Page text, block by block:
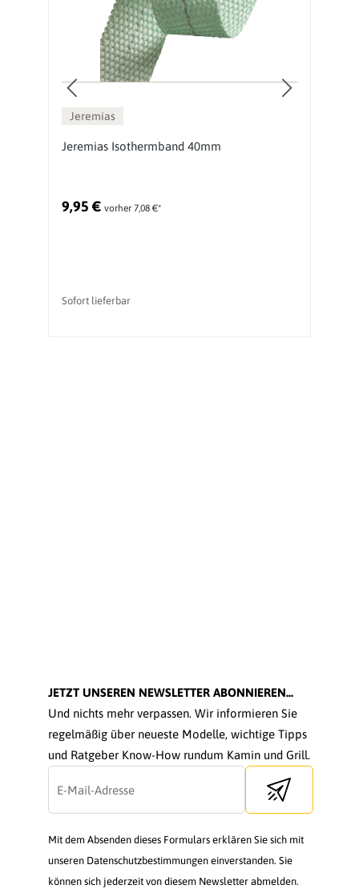
Jeremias
Jeremias Isothermband 40mm
9,95 € vorher 7,08 €*
Sofort lieferbar
JETZT UNSEREN NEWSLETTER ABONNIEREN...
Und nichts mehr verpassen. Wir informieren Sie
regelmäßig über neueste Modelle, wichtige Tipps
und Ratgeber Know-How rundum Kamin und Grill.
Send newsletter
Mit dem Absenden dieses Formulars erklären Sie sich mit
unseren Datenschutzbestimmungen einverstanden. Sie
können sich jederzeit von diesem Newsletter abmelden.